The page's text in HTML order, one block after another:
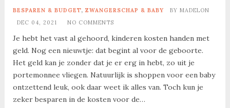
BESPAREN & BUDGET, ZWANGERSCHAP & BABY BY MADELON
DEC 04, 2021
NO COMMENTS
Je hebt het vast al gehoord, kinderen kosten handen met
geld. Nog een nieuwtje: dat begint al voor de geboorte.
Het geld kan je zonder dat je er erg in hebt, zo uit je
portemonnee vliegen. Natuurlijk is shoppen voor een baby
ontzettend leuk, ook daar weet ik alles van. Toch kun je
zeker besparen in de kosten voor de…